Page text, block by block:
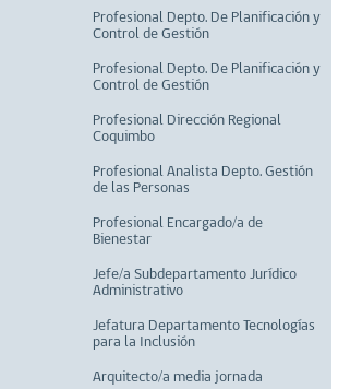
Profesional Depto. De Planificación y
Control de Gestión
Profesional Depto. De Planificación y
Control de Gestión
Profesional Dirección Regional
Coquimbo
Profesional Analista Depto. Gestión
de las Personas
Profesional Encargado/a de
Bienestar
Jefe/a Subdepartamento Jurídico
Administrativo
Jefatura Departamento Tecnologías
para la Inclusión
Arquitecto/a media jornada